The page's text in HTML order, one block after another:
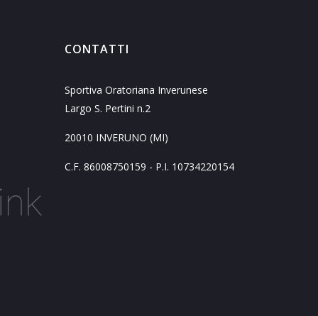
CONTATTI
Sportiva Oratoriana Inverunese
Largo S. Pertini n.2
20010 INVERUNO (MI)
C.F. 86008750159 - P.I. 10734220154